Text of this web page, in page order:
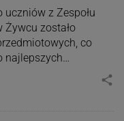
z Zespołu
Żywcu zostało
co
share